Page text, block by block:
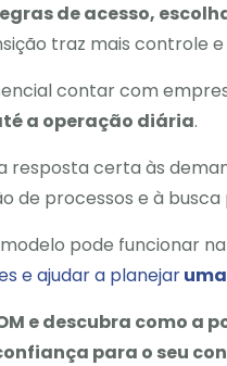
de acesso,
traz mais controle
contar com
a operação diária.
certa às
de processos e à
pode funcionar
e ajudar a planejar
e descubra como
para o seu